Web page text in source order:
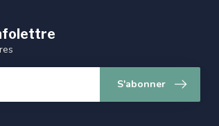
S'abonner